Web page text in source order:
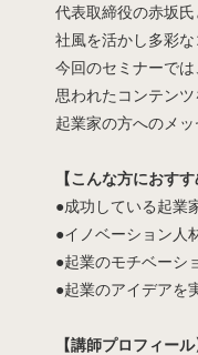
代表取締役の赤坂
社風を活かし多彩な
今回のセミナーで
思われたコンテン
起業家の方へのメッ
【こんな方におすす
●成功している起業
●イノベーション人
●起業のモチベーシ
●起業のアイデアを
【講師プロフィール